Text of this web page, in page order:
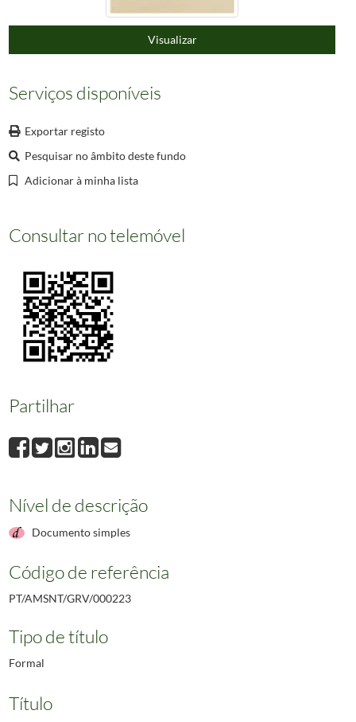
000227Cintra – View from the Cork Convent [Material gráfico] / William
[Vista parcial da Quinta dos Pisões] [Material gráfico] / António Correia
Visualizar
Serviços disponíveis
Exportar registo
Pesquisar no âmbito deste fundo
Adicionar à minha lista
Consultar no telemóvel
Partilhar
Nível de descrição
Documento simples
Código de referência
PT/AMSNT/GRV/000223
Tipo de título
Formal
Título